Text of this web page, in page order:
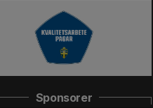
Sponsorer